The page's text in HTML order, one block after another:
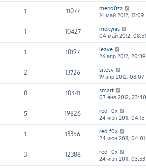
1 11077
mend0za
14 май 2012, 13:09
1 10427
mokynis
04 май 2012, 08:51
1 10197
leave
26 апр 2012, 20:39
2 13726
sitesv
19 апр 2012, 08:07
0 10441
smart
07 янв 2012, 23:40
5 19826
red f0x
24 июн 2011, 04:15
1 13356
red f0x
24 июн 2011, 04:01
3 12388
red f0x
24 июн 2011, 03:53